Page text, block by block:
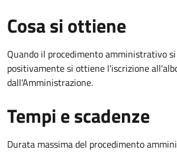
Cosa si ottiene
Quando il procedimento amministrativo
positivamente si ottiene l'iscrizione
dall'Amministrazione.
Tempi e scadenze
Durata massima del procedimento